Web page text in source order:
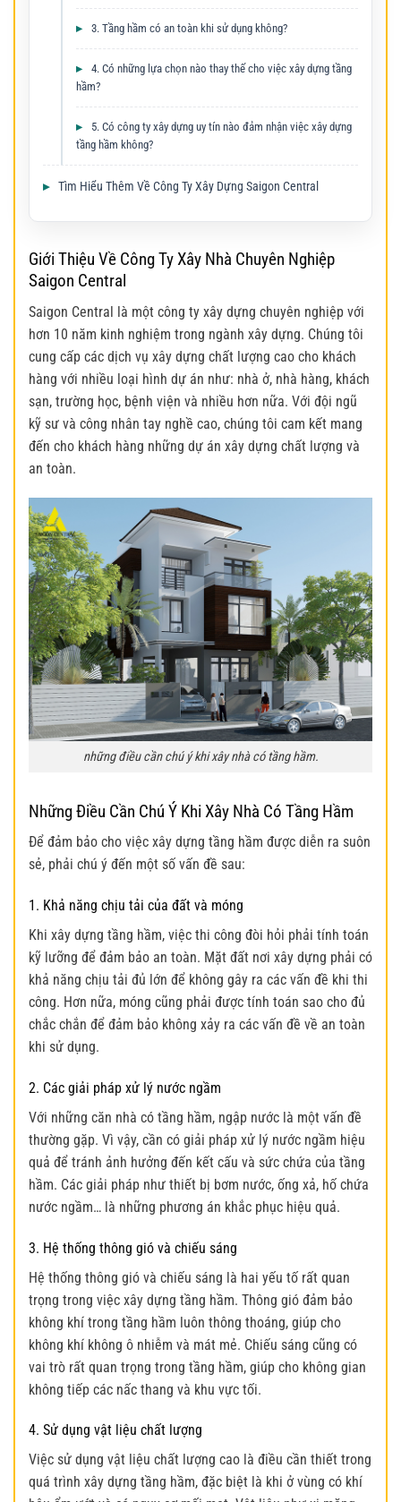
3. Tầng hầm có an toàn khi sử dụng không?
4. Có những lựa chọn nào thay thế cho việc xây dựng tầng
hầm?
5. Có công ty xây dựng uy tín nào đảm nhận việc xây dựng
tầng hầm không?
Tìm Hiểu Thêm Về Công Ty Xây Dựng Saigon Central
Giới Thiệu Về Công Ty Xây Nhà Chuyên Nghiệp
Saigon Central
Saigon Central là một công ty xây dựng chuyên nghiệp với
hơn 10 năm kinh nghiệm trong ngành xây dựng. Chúng tôi
cung cấp các dịch vụ xây dựng chất lượng cao cho khách
hàng với nhiều loại hình dự án như: nhà ở, nhà hàng, khách
sạn, trường học, bệnh viện và nhiều hơn nữa. Với đội ngũ
kỹ sư và công nhân tay nghề cao, chúng tôi cam kết mang
đến cho khách hàng những dự án xây dựng chất lượng và
an toàn.
những điều cần chú ý khi xây nhà có tầng hầm.
Những Điều Cần Chú Ý Khi Xây Nhà Có Tầng Hầm
Để đảm bảo cho việc xây dựng tầng hầm được diễn ra suôn
sẻ, phải chú ý đến một số vấn đề sau:
1. Khả năng chịu tải của đất và móng
Khi xây dựng tầng hầm, việc thi công đòi hỏi phải tính toán
kỹ lưỡng để đảm bảo an toàn. Mặt đất nơi xây dựng phải có
khả năng chịu tải đủ lớn để không gây ra các vấn đề khi thi
công. Hơn nữa, móng cũng phải được tính toán sao cho đủ
chắc chắn để đảm bảo không xảy ra các vấn đề về an toàn
khi sử dụng.
2. Các giải pháp xử lý nước ngầm
Với những căn nhà có tầng hầm, ngập nước là một vấn đề
thường gặp. Vì vậy, cần có giải pháp xử lý nước ngầm hiệu
quả để tránh ảnh hưởng đến kết cấu và sức chứa của tầng
hầm. Các giải pháp như thiết bị bơm nước, ống xả, hố chứa
nước ngầm… là những phương án khắc phục hiệu quả.
3. Hệ thống thông gió và chiếu sáng
Hệ thống thông gió và chiếu sáng là hai yếu tố rất quan
trọng trong việc xây dựng tầng hầm. Thông gió đảm bảo
không khí trong tầng hầm luôn thông thoáng, giúp cho
không khí không ô nhiễm và mát mẻ. Chiếu sáng cũng có
vai trò rất quan trọng trong tầng hầm, giúp cho không gian
không tiếp các nấc thang và khu vực tối.
4. Sử dụng vật liệu chất lượng
Việc sử dụng vật liệu chất lượng cao là điều cần thiết trong
quá trình xây dựng tầng hầm, đặc biệt là khi ở vùng có khí